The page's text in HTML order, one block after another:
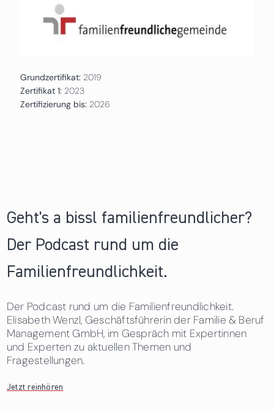
Grundzertifikat: 2019
Zertifikat 1: 2023
Zertifizierung bis: 2026
Geht's a bissl familienfreundlicher?
Der Podcast rund um die
Familienfreundlichkeit.
Der Podcast rund um die Familienfreundlichkeit.
Elisabeth Wenzl, Geschäftsführerin der Familie & Beruf
Management GmbH, im Gespräch mit Expertinnen
und Experten zu aktuellen Themen und
Fragestellungen.
Jetzt reinhören